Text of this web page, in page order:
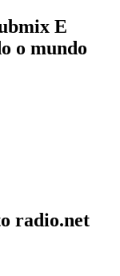
E
o mundo
radio.net